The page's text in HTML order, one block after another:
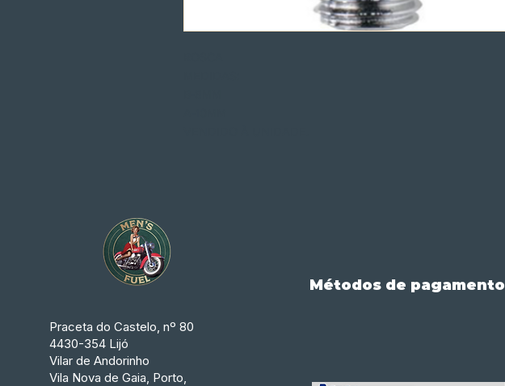
Praceta do Castelo, nº 80
4430-354 Lijó
Vilar de Andorinho
Vila Nova de Gaia, Porto,
Métodos de pagamento